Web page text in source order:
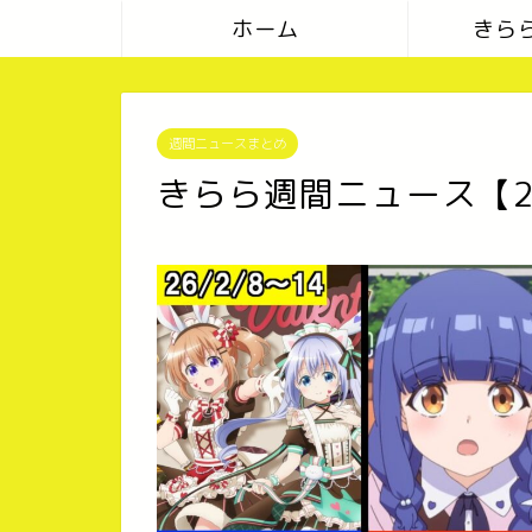
ホーム きら
週間ニュースまとめ
きらら週間ニュース